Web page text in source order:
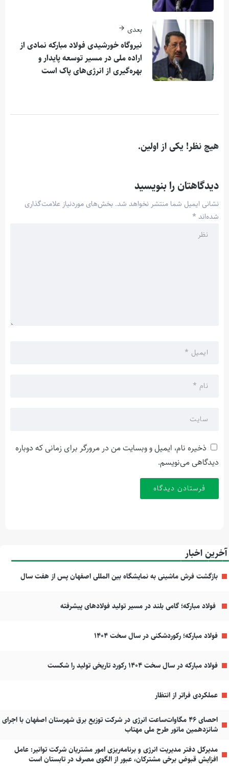
بعدی
نیروگاه خورشیدی فولاد مبارکه نمادی از
اراده ملی در مسیر توسعه پایدار و
بهره‌گیری از انرژی‌های پاک است
هیچ نظر! یکی از اولین.
دیدگاهتان را بنویسید
نشانی ایمیل شما منتشر نخواهد شد. بخش‌های موردنیاز علامت‌گذاری
شده‌اند *
ذخیره نام، ایمیل و وبسایت من در مرورگر برای زمانی که دوباره
دیدگاهی می‌نویسم.
آخرین اخبار
بازگشت فرش ماشینی به نمایشگاه بین المللی اصفهان پس از هفت سال
فولاد مبارکه؛ گامی بلند در مسیر تولید فولادهای پیشرفته
فولاد مبارکه؛ رکوردشکنی در سال سخت ۱۴۰۴
فولاد مبارکه در سال سخت ۱۴۰۴ رکورد تاریخی تولید را شکست
عملکردی فراتر از انتظار
احصای ۴۶ مگاوات‌ساعت انرژی در شرکت توزیع برق شهرستان اصفهان با اجرای
شانزدهمین مانور طرح ملی مهتاب
مدیرکل دفتر مدیریت انرژی و برنامه‌ریزی امور مشتریان شرکت توانیر: عامل
افزایش قبوض برخی مشترکان، عبور از الگوی مصرف در تابستان است